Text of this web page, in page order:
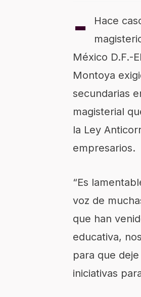
-
Hace
México D.F.-
Montoya
secundarias
magisterial
la Ley
empresarios.
“Es
voz de
que han
educativa,
para que
iniciativas